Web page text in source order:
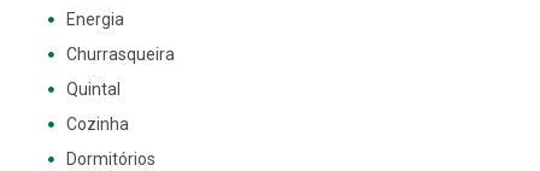
Energia
Churrasqueira
Quintal
Cozinha
Dormitórios